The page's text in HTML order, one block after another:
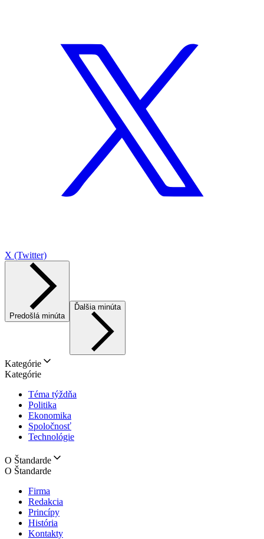
X (Twitter)
Predošlá minúta
Ďalšia minúta
Kategórie
Kategórie
Téma týždňa
Politika
Ekonomika
Spoločnosť
Technológie
O Štandarde
O Štandarde
Firma
Redakcia
Princípy
História
Kontakty